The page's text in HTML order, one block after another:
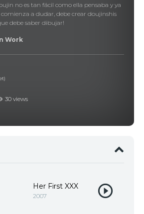
no es tan fácil como ella pensaba y ya
a dudar, debe crear doujinshis
debe saber dibujar!
Work
30 views
Her First XXX
2007